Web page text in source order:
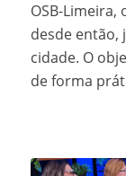
OSB-Limeira,
desde então,
cidade. O
de forma